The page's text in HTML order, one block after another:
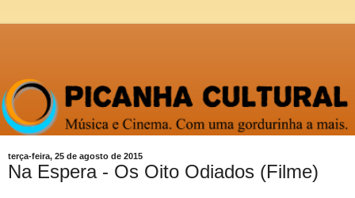
terça-feira, 25 de agosto de 2015
Na Espera - Os Oito Odiados (Filme)